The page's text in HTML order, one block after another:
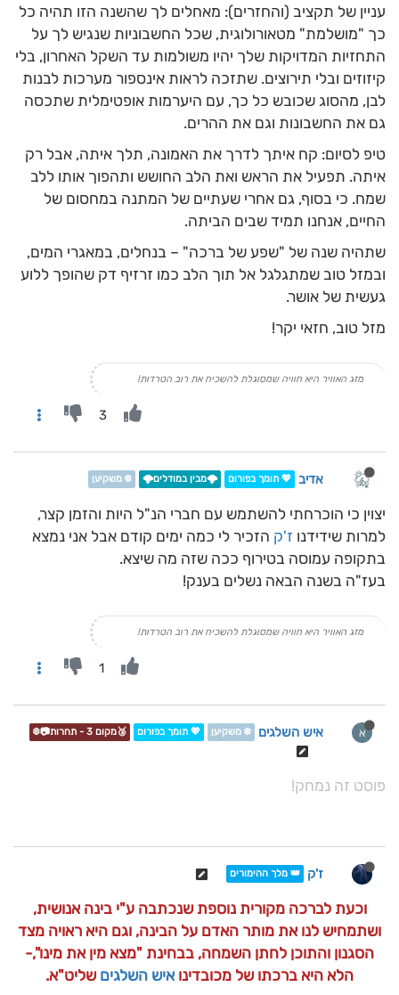
עניין של תקציב (והחזרים): מאחלים לך שהשנה הזו תהיה כל
כך "מושלמת" מטאורולוגית, שכל החשבוניות שנגיש לך על
התחזיות המדויקות שלך יהיו משולמות עד השקל האחרון, בלי
קיזוזים ובלי תירוצים. שתזכה לראות אינספור מערכות לבנות
לבן, מהסוג שכובש כל כך, עם היערמות אופטימלית שתכסה
גם את החשבונות וגם את ההרים.
טיפ לסיום: קח איתך לדרך את האמונה, תלך איתה, אבל רק
איתה. תפעיל את הראש ואת הלב החושש ותהפוך אותו ללב
שמח. כי בסוף, גם אחרי שעתיים של המתנה במחסום של
החיים, אנחנו תמיד שבים הביתה.
שתהיה שנה של "שפע של ברכה" – בנחלים, במאגרי המים,
ובמזל טוב שמתגלגל אל תוך הלב כמו זרזיף דק שהופך ללוע
געשית של אושר.
מזל טוב, חזאי יקר!
מזג האוויר היא חוויה שמסוגלת להשכיח את רוב הטרדות!
3
אדיב 💖 תומך בפורום 🌩️מבין במודלים🌩️ ❄️ משקיען
יצוין כי הוכרחתי להשתמש עם חברי הנ"ל היות והזמן קצר,
למרות שידידנו ז'ק הזכיר לי כמה ימים קודם אבל אני נמצא
בתקופה עמוסה בטירוף ככה שזה מה שיצא.
בעז"ה בשנה הבאה נשלים בענק!
מזג האוויר היא חוויה שמסוגלת להשכיח את רוב הטרדות!
1
א איש השלגים ❄️ משקיען 💖 תומך בפורום 🥉מקום 3 - תחרות📷❄️
פוסט זה נמחק!
ז'ק 👑 מלך ההימורים
וכעת לברכה מקורית נוספת שנכתבה ע"י בינה אנושית,
ושתמחיש לנו את מותר האדם על הבינה, וגם היא ראויה מצד
הסגנון והתוכן לחתן השמחה, בבחינת "מצא מין את מינו",-
הלא היא ברכתו של מכובדינו איש השלגים שליט"א.